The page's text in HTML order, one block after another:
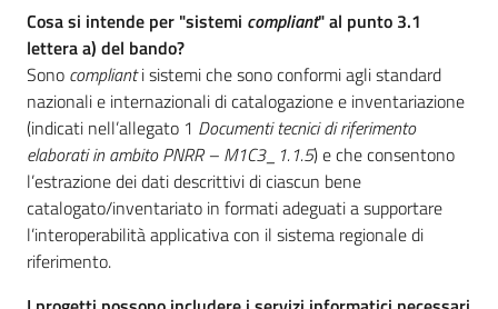
Cosa si intende per "sistemi compliant" al punto 3.1
lettera a) del bando?
Sono complianti sistemi che sono conformi agli standard
nazionali e internazionali di catalogazione e inventariazione
(indicati nell’allegato 1 Documenti tecnici di riferimento
elaborati in ambito PNRR – M1C3_1.1.5) e che consentono
l’estrazione dei dati descrittivi di ciascun bene
catalogato/inventariato in formati adeguati a supportare
l’interoperabilità applicativa con il sistema regionale di
riferimento.